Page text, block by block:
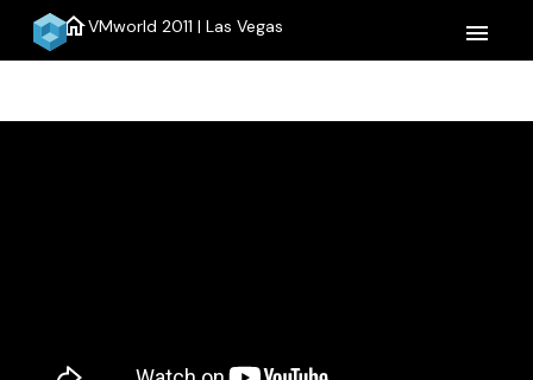
homeVMworld 2011 | Las Vegas menu